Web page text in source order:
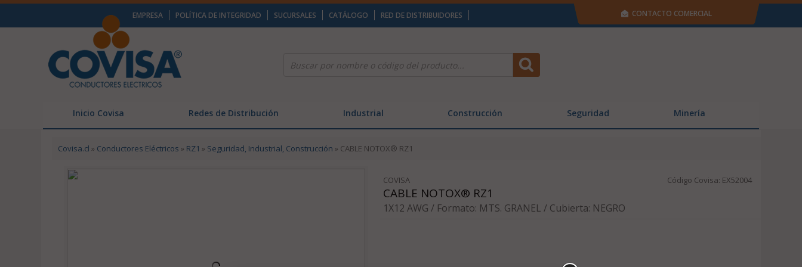
EMPRESA POLÍTICA DE INTEGRIDAD SUCURSALES CATÁLOGO RED DE DISTRIBUIDORES CONTACTO COMERCIAL
Inicio Covisa Redes de Distribución Industrial Construcción Seguridad Minería
Covisa.cl » Conductores Eléctricos » RZ1 » Seguridad, Industrial, Construcción » CABLE NOTOX® RZ1
COVISA Código Covisa: EX52004
CABLE NOTOX® RZ1
1X12 AWG / Formato: MTS. GRANEL / Cubierta: NEGRO